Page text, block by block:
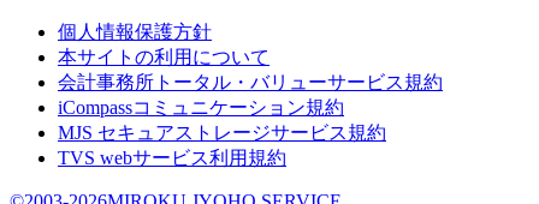
個人情報保護方針
本サイトの利用について
会計事務所トータル・バリューサービス規約
iCompassコミュニケーション規約
MJS セキュアストレージサービス規約
TVS webサービス利用規約